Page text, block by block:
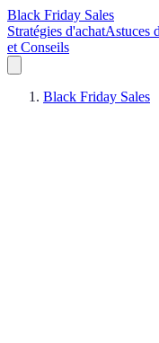
Black Friday Sales
Stratégies d'achatAstuces
et Conseils
Black Friday Sales